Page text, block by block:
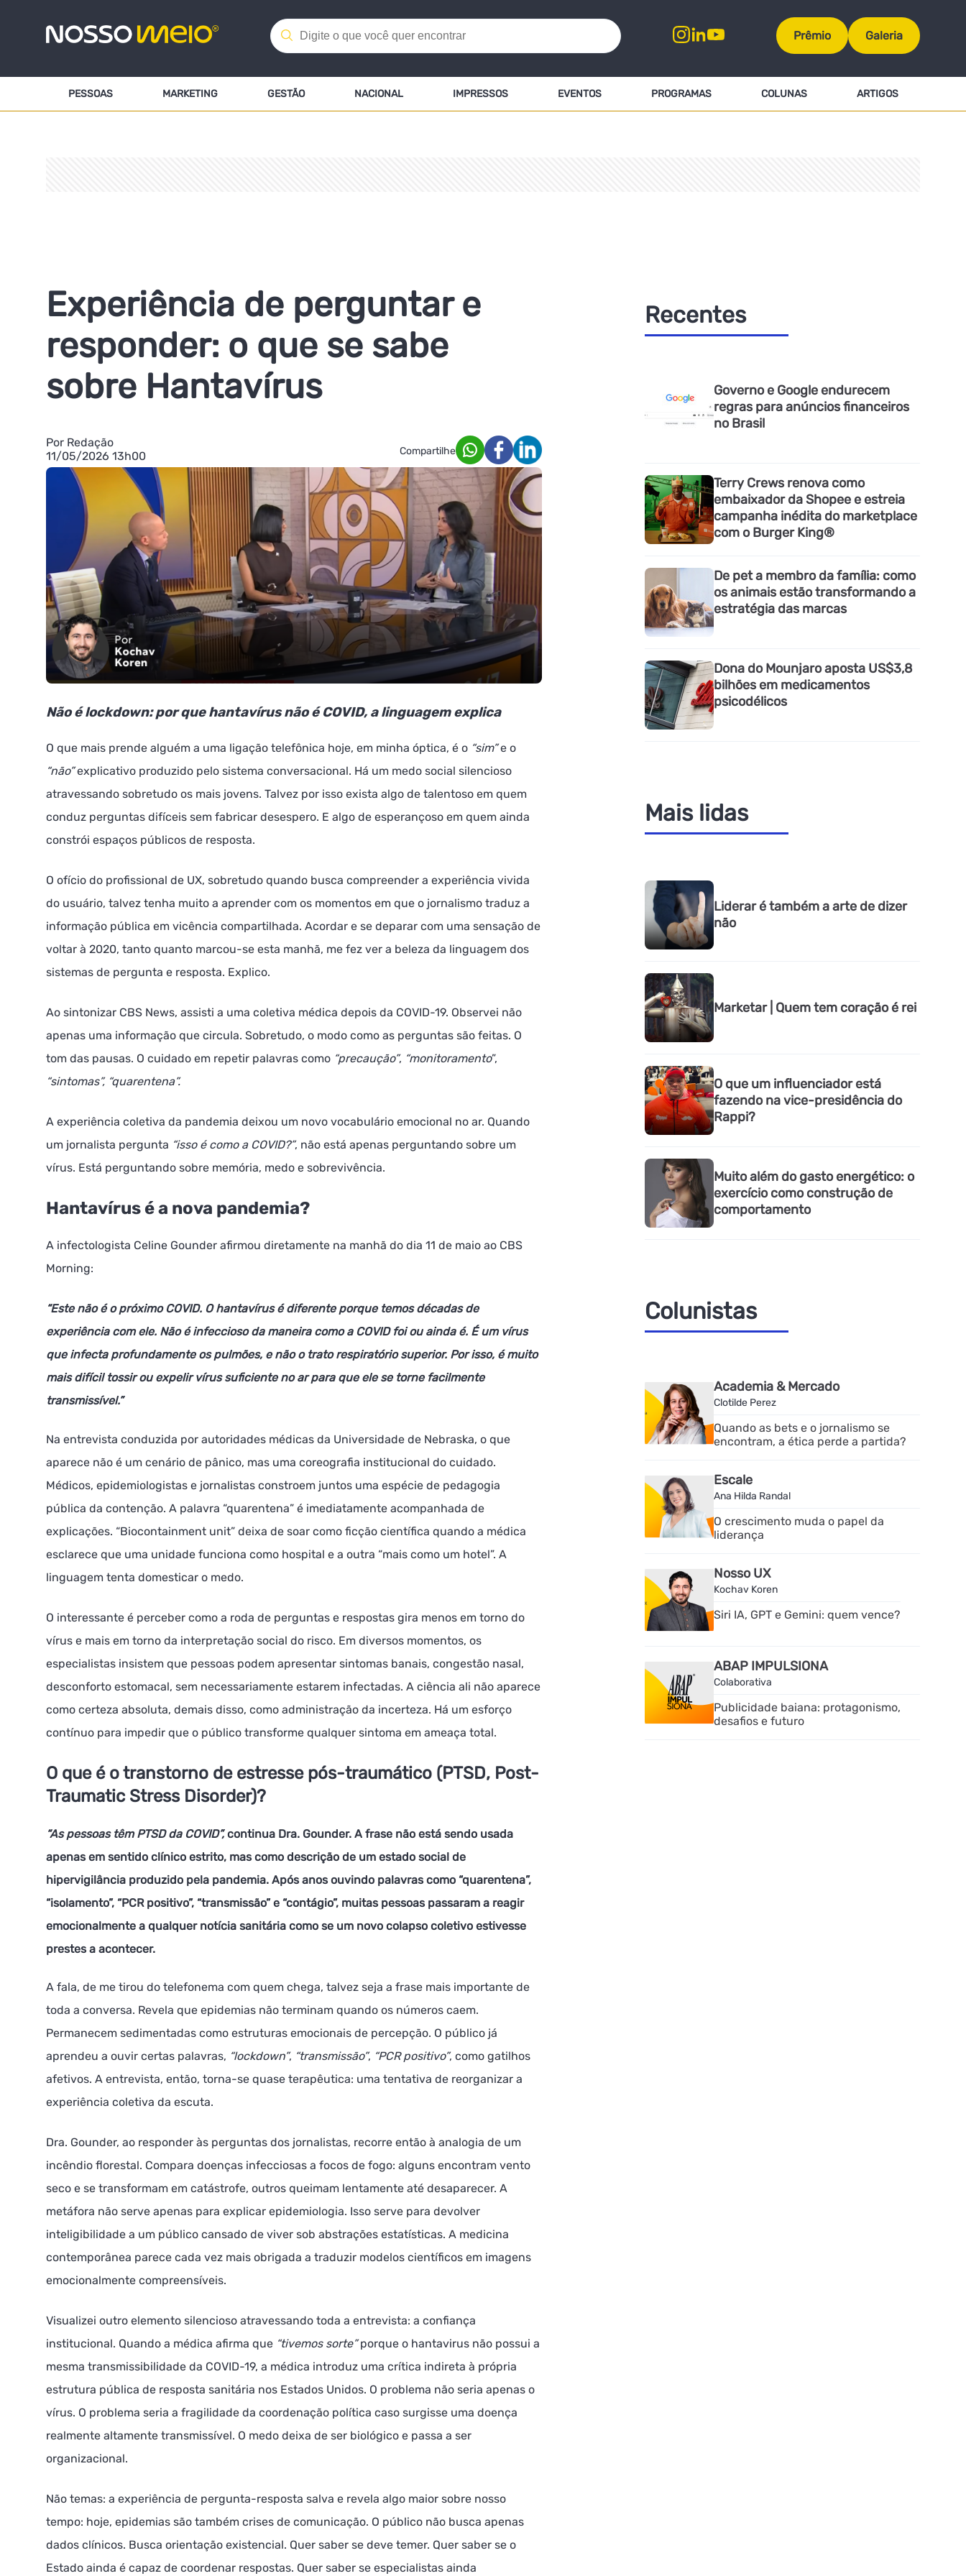
Prêmio Galeria
PESSOAS MARKETING GESTÃO NACIONAL IMPRESSOS EVENTOS PROGRAMAS COLUNAS ARTIGOS
Experiência de perguntar e
responder: o que se sabe
sobre Hantavírus
Por Redação
11/05/2026 13h00
Compartilhe
Não é lockdown: por que hantavírus não é COVID, a linguagem explica
O que mais prende alguém a uma ligação telefônica hoje, em minha óptica, é o “sim”e o
“não”explicativo produzido pelo sistema conversacional. Há um medo social silencioso
atravessando sobretudo os mais jovens. Talvez por isso exista algo de talentoso em quem
conduz perguntas difíceis sem fabricar desespero. E algo de esperançoso em quem ainda
constrói espaços públicos de resposta.
O ofício do profissional de UX, sobretudo quando busca compreender a experiência vivida
do usuário, talvez tenha muito a aprender com os momentos em que o jornalismo traduz a
informação pública em vicência compartilhada. Acordar e se deparar com uma sensação de
voltar à 2020, tanto quanto marcou-se esta manhã, me fez ver a beleza da linguagem dos
sistemas de pergunta e resposta. Explico.
Ao sintonizar CBS News, assisti a uma coletiva médica depois da COVID-19. Observei não
apenas uma informação que circula. Sobretudo, o modo como as perguntas são feitas. O
tom das pausas. O cuidado em repetir palavras como “precaução”, “monitoramento”,
“sintomas”, “quarentena”.
A experiência coletiva da pandemia deixou um novo vocabulário emocional no ar. Quando
um jornalista pergunta “isso é como a COVID?”, não está apenas perguntando sobre um
vírus. Está perguntando sobre memória, medo e sobrevivência.
Hantavírus é a nova pandemia?
A infectologista Celine Gounder afirmou diretamente na manhã do dia 11 de maio ao CBS
Morning:
“Este não é o próximo COVID. O hantavírus é diferente porque temos décadas de
experiência com ele. Não é infeccioso da maneira como a COVID foi ou ainda é. É um vírus
que infecta profundamente os pulmões, e não o trato respiratório superior. Por isso, é muito
mais difícil tossir ou expelir vírus suficiente no ar para que ele se torne facilmente
transmissível.”
Na entrevista conduzida por autoridades médicas da Universidade de Nebraska, o que
aparece não é um cenário de pânico, mas uma coreografia institucional do cuidado.
Médicos, epidemiologistas e jornalistas constroem juntos uma espécie de pedagogia
pública da contenção. A palavra “quarentena” é imediatamente acompanhada de
explicações. “Biocontainment unit” deixa de soar como ficção científica quando a médica
esclarece que uma unidade funciona como hospital e a outra “mais como um hotel”. A
linguagem tenta domesticar o medo.
O interessante é perceber como a roda de perguntas e respostas gira menos em torno do
vírus e mais em torno da interpretação social do risco. Em diversos momentos, os
especialistas insistem que pessoas podem apresentar sintomas banais, congestão nasal,
desconforto estomacal, sem necessariamente estarem infectadas. A ciência ali não aparece
como certeza absoluta, demais disso, como administração da incerteza. Há um esforço
contínuo para impedir que o público transforme qualquer sintoma em ameaça total.
O que é o transtorno de estresse pós-traumático (PTSD, Post-
Traumatic Stress Disorder)?
“As pessoas têm PTSD da COVID”,continua Dra. Gounder. A frase não está sendo usada
apenas em sentido clínico estrito, mas como descrição de um estado social de
hipervigilância produzido pela pandemia. Após anos ouvindo palavras como “quarentena”,
“isolamento”, “PCR positivo”, “transmissão” e “contágio”, muitas pessoas passaram a reagir
emocionalmente a qualquer notícia sanitária como se um novo colapso coletivo estivesse
prestes a acontecer.
A fala, de me tirou do telefonema com quem chega, talvez seja a frase mais importante de
toda a conversa. Revela que epidemias não terminam quando os números caem.
Permanecem sedimentadas como estruturas emocionais de percepção. O público já
aprendeu a ouvir certas palavras, “lockdown”, “transmissão”, “PCR positivo”, como gatilhos
afetivos. A entrevista, então, torna-se quase terapêutica: uma tentativa de reorganizar a
experiência coletiva da escuta.
Dra. Gounder, ao responder às perguntas dos jornalistas, recorre então à analogia de um
incêndio florestal. Compara doenças infecciosas a focos de fogo: alguns encontram vento
seco e se transformam em catástrofe, outros queimam lentamente até desaparecer. A
metáfora não serve apenas para explicar epidemiologia. Isso serve para devolver
inteligibilidade a um público cansado de viver sob abstrações estatísticas. A medicina
contemporânea parece cada vez mais obrigada a traduzir modelos científicos em imagens
emocionalmente compreensíveis.
Visualizei outro elemento silencioso atravessando toda a entrevista: a confiança
institucional. Quando a médica afirma que “tivemos sorte”porque o hantavirus não possui a
mesma transmissibilidade da COVID-19, a médica introduz uma crítica indireta à própria
estrutura pública de resposta sanitária nos Estados Unidos. O problema não seria apenas o
vírus. O problema seria a fragilidade da coordenação política caso surgisse uma doença
realmente altamente transmissível. O medo deixa de ser biológico e passa a ser
organizacional.
Não temas: a experiência de pergunta-resposta salva e revela algo maior sobre nosso
tempo: hoje, epidemias são também crises de comunicação. O público não busca apenas
dados clínicos. Busca orientação existencial. Quer saber se deve temer. Quer saber se o
Estado ainda é capaz de coordenar respostas. Quer saber se especialistas ainda
Recentes
Governo e Google endurecem
regras para anúncios financeiros
no Brasil
Terry Crews renova como
embaixador da Shopee e estreia
campanha inédita do marketplace
com o Burger King®
De pet a membro da família: como
os animais estão transformando a
estratégia das marcas
Dona do Mounjaro aposta US$3,8
bilhões em medicamentos
psicodélicos
Mais lidas
Liderar é também a arte de dizer
não
Marketar | Quem tem coração é rei
O que um influenciador está
fazendo na vice-presidência do
Rappi?
Muito além do gasto energético: o
exercício como construção de
comportamento
Colunistas
Academia & Mercado
Clotilde Perez
Quando as bets e o jornalismo se
encontram, a ética perde a partida?
Escale
Ana Hilda Randal
O crescimento muda o papel da
liderança
Nosso UX
Kochav Koren
Siri IA, GPT e Gemini: quem vence?
ABAP IMPULSIONA
Colaborativa
Publicidade baiana: protagonismo,
desafios e futuro